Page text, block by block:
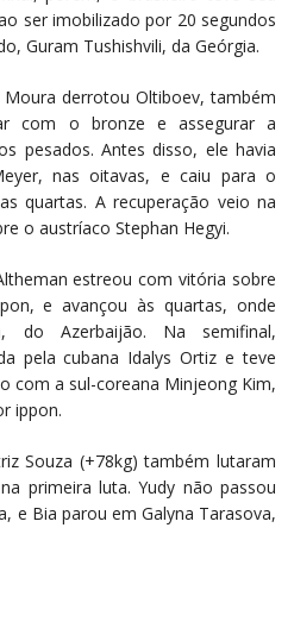
ser imobilizado por 20 segundos
Guram Tushishvili, da Geórgia.
derrotou Oltiboev, também
com o bronze e assegurar a
pesados. Antes disso, ele havia
nas oitavas, e caiu para o
quartas. A recuperação veio na
o austríaco Stephan Hegyi.
estreou com vitória sobre
e avançou às quartas, onde
do Azerbaijão. Na semifinal,
pela cubana Idalys Ortiz e teve
com a sul-coreana Minjeong Kim,
ippon.
Souza (+78kg) também lutaram
primeira luta. Yudy não passou
e Bia parou em Galyna Tarasova,